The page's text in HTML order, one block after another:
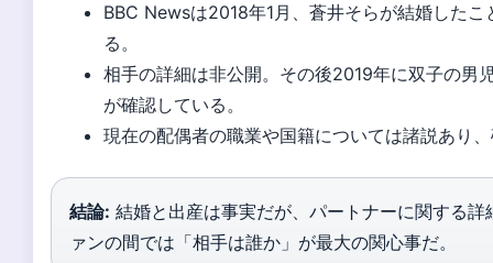
BBC Newsは2018年1月、蒼井そらが結婚した
る。
相手の詳細は非公開。その後2019年に双子の男
が確認している。
現在の配偶者の職業や国籍については諸説あり
結論: 結婚と出産は事実だが、パートナーに関する
ァンの間では「相手は誰か」が最大の関心事だ。